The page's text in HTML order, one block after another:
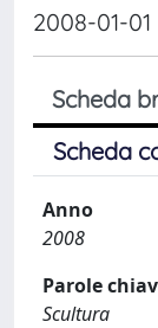
2008-01-01
Scheda
Scheda
Anno
2008
Parole
Scultura